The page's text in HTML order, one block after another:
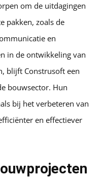
om de uitdagingen
pakken, zoals de
en
in de ontwikkeling van
blijft Construsoft een
bouwsector. Hun
bij het verbeteren van
en effectiever